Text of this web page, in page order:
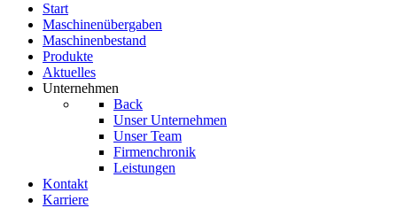
Start
Maschinenübergaben
Maschinenbestand
Produkte
Aktuelles
Unternehmen
Back
Unser Unternehmen
Unser Team
Firmenchronik
Leistungen
Kontakt
Karriere